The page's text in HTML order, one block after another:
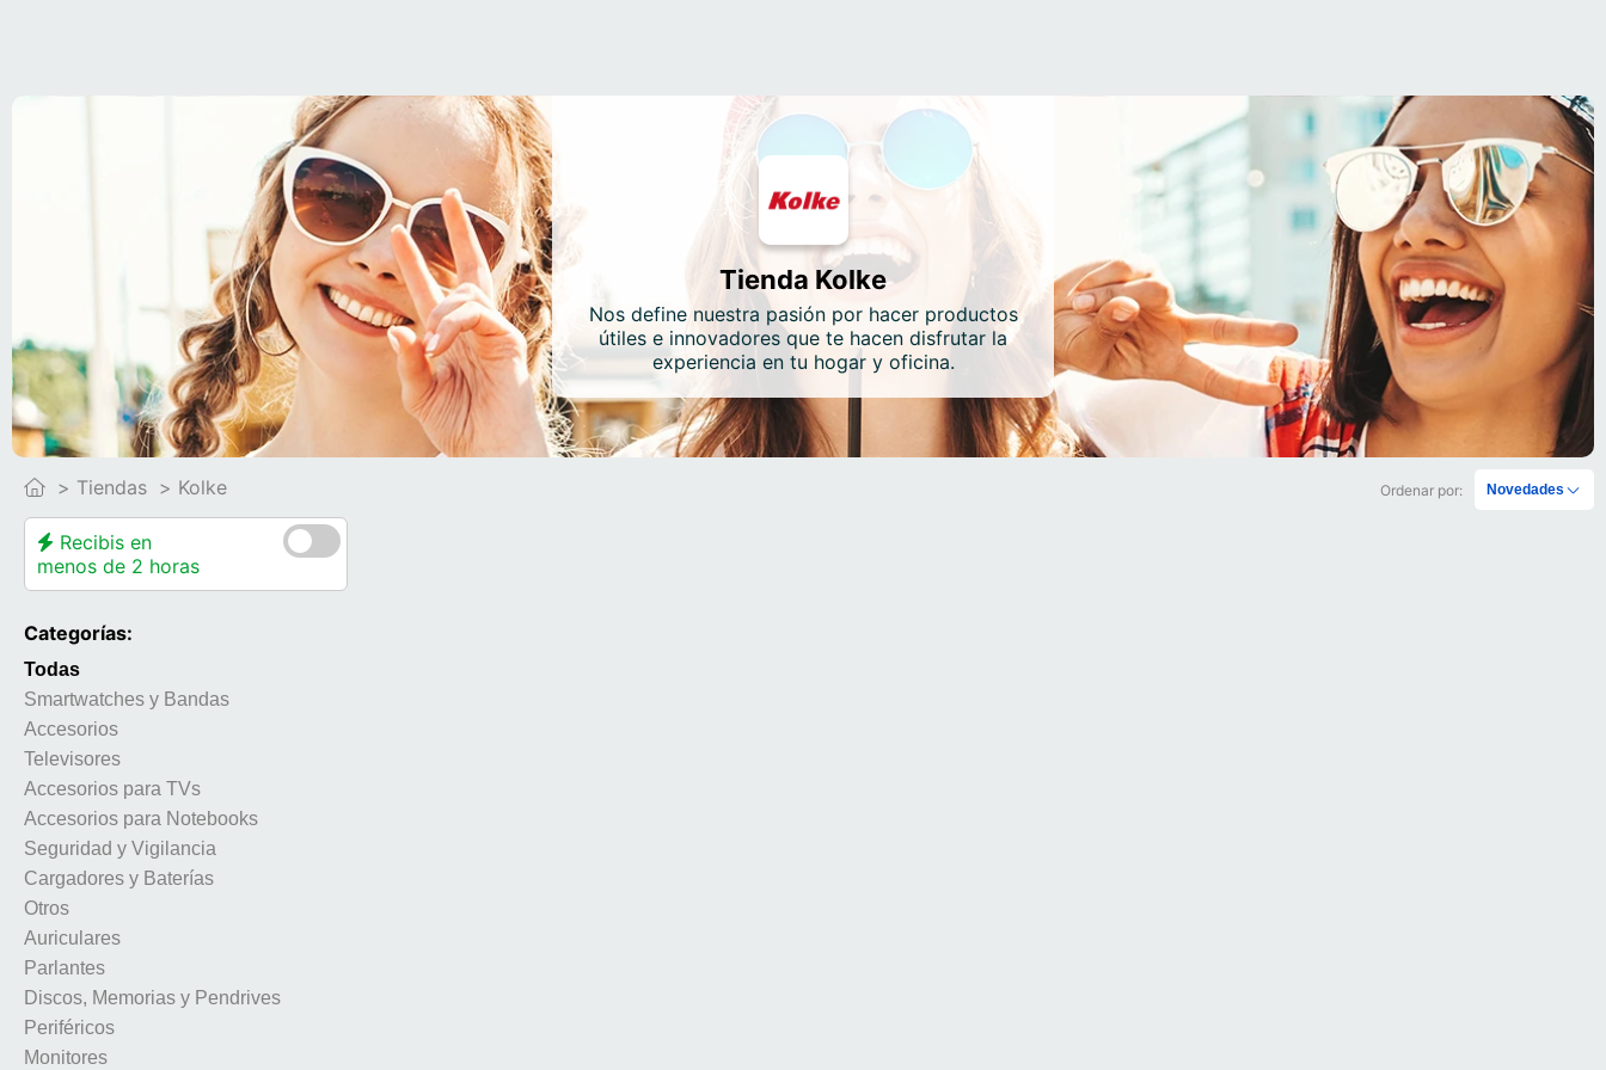
Tienda Kolke
Nos define nuestra pasión por hacer productos
útiles e innovadores que te hacen disfrutar la
experiencia en tu hogar y oficina.
Tiendas Kolke
Recibis en
menos de 2 horas
Categorías:
Todas
Smartwatches y Bandas
Accesorios
Televisores
Accesorios para TVs
Accesorios para Notebooks
Seguridad y Vigilancia
Cargadores y Baterías
Otros
Auriculares
Parlantes
Discos, Memorias y Pendrives
Periféricos
Monitores
Ordenar por: Novedades